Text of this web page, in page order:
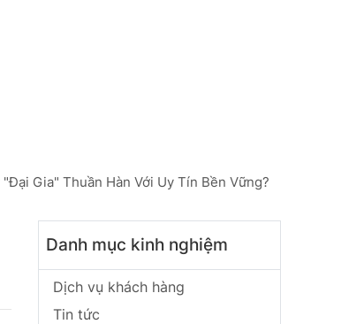
Gia" Thuần Hàn Với Uy Tín Bền Vững?
Danh mục kinh nghiệm
Dịch vụ khách hàng
Tin tức